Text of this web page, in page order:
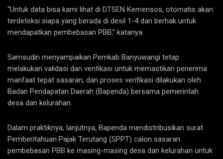
“Untuk data bisa kami lihat di DTSEN Kemensos, otomatis akan
terdeteksi siapa yang berada di desil 1-4 dan berhak untuk
mendapatkan pembebasan PBB,” katanya.
Samsudin menyampaikan Pemkab Banyuwangi tetap
melakukan validasi dan verifikasi untuk memastikan penerima
manfaat tepat sasaran, dan proses verifikasi dilakukan oleh
Badan Pendapatan Daerah (Bapenda) bersama pemerintah
desa dan kelurahan.
Dalam praktiknya, lanjutnya, Bapenda mendistribusikan surat
Pemberitahuan Pajak Terutang (SPPT) calon sasaran
pembebasan PBB ke masing-masing desa dan kelurahan untuk